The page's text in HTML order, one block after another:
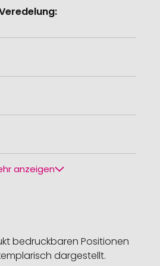
anzeigen
bedruckbaren Positionen
dargestellt.